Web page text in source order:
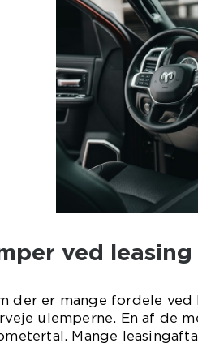
ved
der er mange fordele
ulemperne. En af de
Mange